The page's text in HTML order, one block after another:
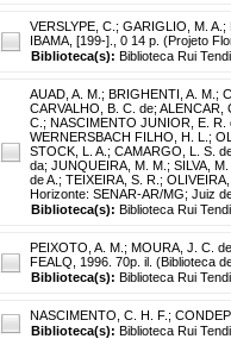
VERSLYPE, C. ; GARIGLIO, M. A. ;
IBAMA, [199-]., 0 14 p. (Projeto
Biblioteca(s): Biblioteca Rui
AUAD, A. M. ; BRIGHENTI, A. M. ;
CARVALHO, B. C. de; ALENCAR,
C. ; NASCIMENTO JUNIOR, E. R.
WERNERSBACH FILHO, H. L. ;
STOCK, L. A. ; CAMARGO, L. S.
da; JUNQUEIRA, M. M. ; SILVA,
de A. ; TEIXEIRA, S. R. ;
Horizonte: SENAR-AR/MG; Juiz
Biblioteca(s): Biblioteca Rui
PEIXOTO, A. M. ; MOURA, J. C. de
FEALQ, 1996. 70p. il. (Biblioteca
Biblioteca(s): Biblioteca Rui
NASCIMENTO, C. H. F. ;
Biblioteca(s): Biblioteca Rui